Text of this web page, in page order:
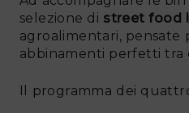
selezione di street food
agroalimentari, pensate
abbinamenti perfetti tra
Il programma dei